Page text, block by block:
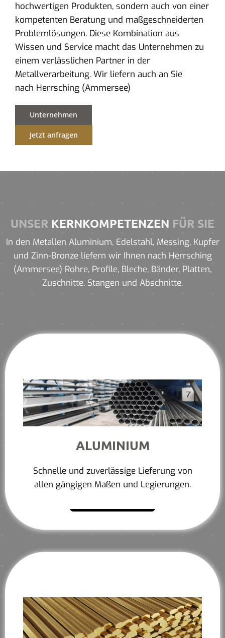
hochwertigen Produkten, sondern auch von einer
kompetenten Beratung und maßgeschneiderten
Problemlösungen. Diese Kombination aus
Wissen und Service macht das Unternehmen zu
einem verlässlichen Partner in der
Metallverarbeitung. Wir liefern auch an Sie
nach Herrsching (Ammersee)
Unternehmen
Jetzt anfragen
UNSER KERNKOMPETENZEN FÜR SIE
In den Metallen Aluminium, Edelstahl, Messing, Kupfer
und Zinn-Bronze liefern wir Ihnen nach Herrsching
(Ammersee) Rohre, Profile, Bleche, Bänder, Platten,
Zuschnitte, Stangen und Abschnitte.
ALUMINIUM
Schnelle und zuverlässige Lieferung von
allen gängigen Maßen und Legierungen.